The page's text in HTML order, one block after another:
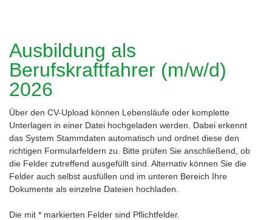
Ausbildung als
Berufskraftfahrer (m/w/d)
2026
Über den CV-Upload können Lebensläufe oder komplette
Unterlagen in einer Datei hochgeladen werden. Dabei erkennt
das System Stammdaten automatisch und ordnet diese den
richtigen Formularfeldern zu. Bitte prüfen Sie anschließend, ob
die Felder zutreffend ausgefüllt sind. Alternativ können Sie die
Felder auch selbst ausfüllen und im unteren Bereich Ihre
Dokumente als einzelne Dateien hochladen.
Die mit * markierten Felder sind Pflichtfelder.